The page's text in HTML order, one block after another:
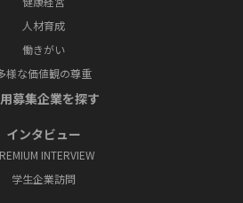
人材育成
働きがい
様な価値観の尊重
募集企業を探す
インタビュー
INTERVIEW
学⽣企業訪問